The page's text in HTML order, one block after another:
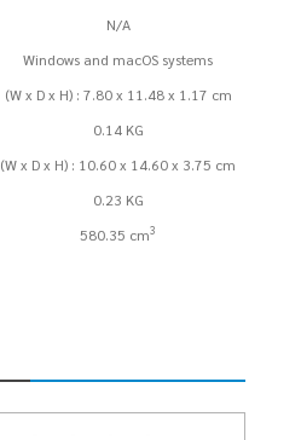
N/A
Windows and macOS systems
(W x D x H) : 7.80 x 11.48 x 1.17 cm
0.14 KG
(W x D x H) : 10.60 x 14.60 x 3.75 cm
0.23 KG
580.35 cm3